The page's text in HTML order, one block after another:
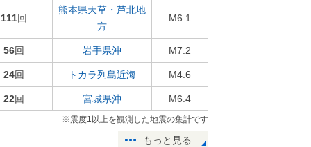
111回
熊本県天草・芦北地
方
M6.1
56回 岩手県沖 M7.2
24回 トカラ列島近海 M4.6
22回 宮城県沖 M6.4
※震度1以上を観測した地震の集計です
もっと見る